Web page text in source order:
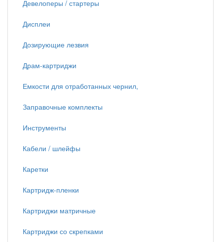
Девелоперы / стартеры
Дисплеи
Дозирующие лезвия
Драм-картриджи
Емкости для отработанных чернил,
Заправочные комплекты
Инструменты
Кабели / шлейфы
Каретки
Картридж-пленки
Картриджи матричные
Картриджи со скрепками